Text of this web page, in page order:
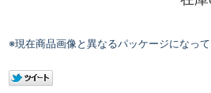
※現在商品画像と異なるパッケージになっ